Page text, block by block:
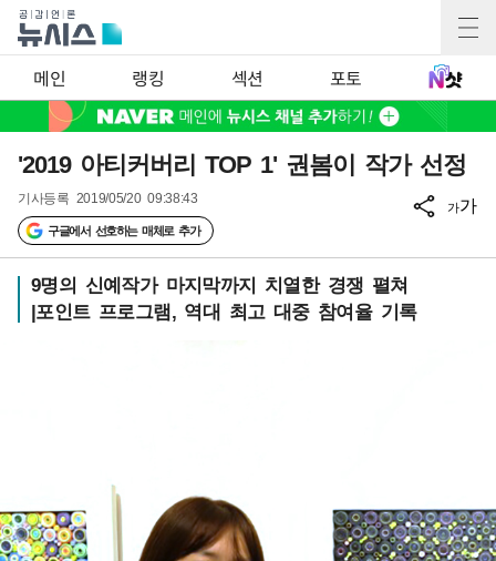
메인 랭킹 섹션 포토
'2019 아티커버리 TOP 1' 권봄이 작가 선정
기사등록 2019/05/20 09:38:43
구글에서 선호하는 매체로 추가
가가
9명의 신예작가 마지막까지 치열한 경쟁 펼쳐
|포인트 프로그램, 역대 최고 대중 참여율 기록